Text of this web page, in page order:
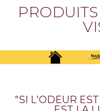
"SI L'ODEUR